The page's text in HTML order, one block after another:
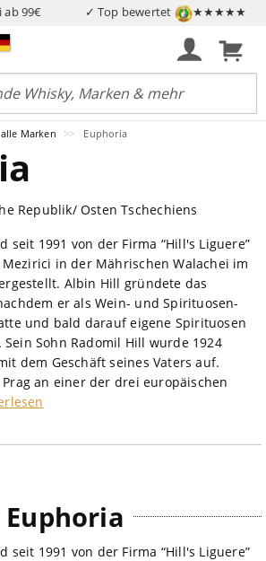
ab 99€ ✓ Top bewertet ★★★★★
alle Marken Euphoria
Republik/ Osten Tschechiens
seit 1991 von der Firma “Hill's Liguere”
Mezirici in der Mährischen Walachei im
Albin Hill gründete das
er als Wein- und Spirituosen-
und bald darauf eigene Spirituosen
Sohn Radomil Hill wurde 1924
dem Geschäft seines Vaters auf.
an einer der drei europäischen
Euphoria
seit 1991 von der Firma “Hill's Liguere”